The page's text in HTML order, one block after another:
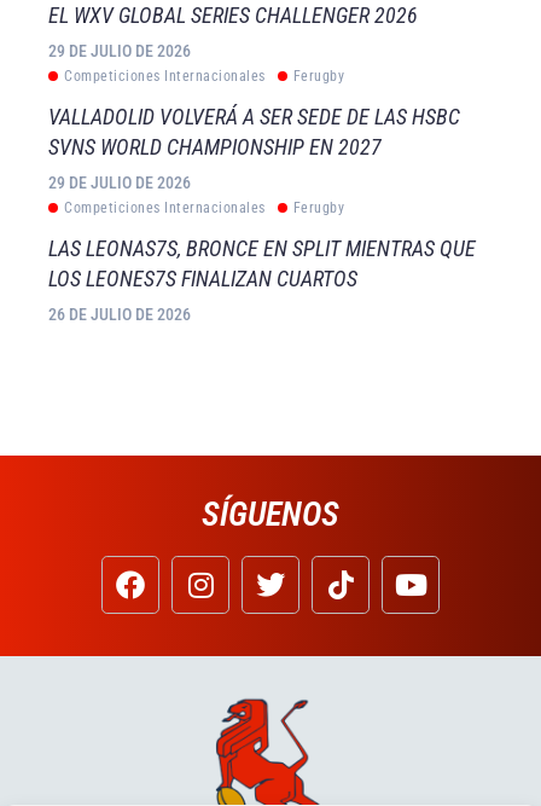
EL WXV GLOBAL SERIES CHALLENGER 2026
29 DE JULIO DE 2026
Competiciones Internacionales Ferugby
VALLADOLID VOLVERÁ A SER SEDE DE LAS HSBC
SVNS WORLD CHAMPIONSHIP EN 2027
29 DE JULIO DE 2026
Competiciones Internacionales Ferugby
LAS LEONAS7S, BRONCE EN SPLIT MIENTRAS QUE
LOS LEONES7S FINALIZAN CUARTOS
26 DE JULIO DE 2026
SÍGUENOS